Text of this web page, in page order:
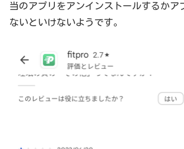
当のアプリをアンインストールするかア
ないといけないようです。